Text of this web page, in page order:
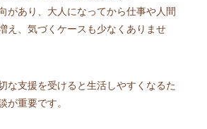
があり、大人になってから仕事や人間
え、気づくケースも少なくありませ
な支援を受けると生活しやすくなるた
が重要です。